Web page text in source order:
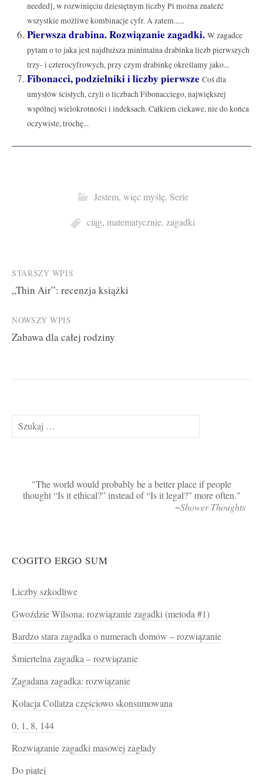
needed], w rozwinięciu dziesiętnym liczby Pi można znaleźć
wszystkie możliwe kombinacje cyfr. A zatem......
Pierwsza drabina. Rozwiązanie zagadki. W zagadce
pytam o to jaka jest najdłuższa minimalna drabinka liczb pierwszych
trzy- i czterocyfrowych, przy czym drabinkę określamy jako...
Fibonacci, podzielniki i liczby pierwsze Coś dla
umysłów ścisłych, czyli o liczbach Fibonacciego, największej
wspólnej wielokrotności i indeksach. Całkiem ciekawe, nie do końca
oczywiste, trochę...
Jestem, więc myślę, Serie
ciąg, matematycznie, zagadki
Post
navigation
STARSZY WPIS
„Thin Air”: recenzja książki
NOWSZY WPIS
Zabawa dla całej rodziny
Szukaj:
The world would probably be a better place if people
thought “Is it ethical?” instead of “Is it legal?” more often.
~Shower Thoughts
COGITO ERGO SUM
Liczby szkodliwe
Gwoździe Wilsona: rozwiązanie zagadki (metoda #1)
Bardzo stara zagadka o numerach domów – rozwiązanie
Śmiertelna zagadka – rozwiązanie
Zagadana zagadka: rozwiązanie
Kolacja Collatza częściowo skonsumowana
0, 1, 8, 144
Rozwiązanie zagadki masowej zagłady
Do piątej